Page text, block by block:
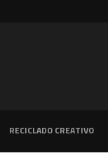
RECICLADO CREATIVO